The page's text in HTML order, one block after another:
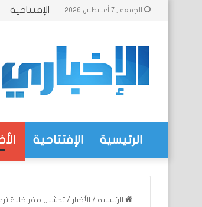
الجمعة , 7 أغسطس 2026 الإفتتاحية
الرئيسية الإفتتاحية
الرئيسية / الأخبار / تدشين مقر خلية